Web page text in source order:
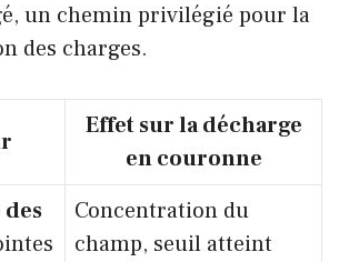
un chemin privilégié pour la
des charges.
Effet sur la décharge
en couronne
Concentration du
champ, seuil atteint